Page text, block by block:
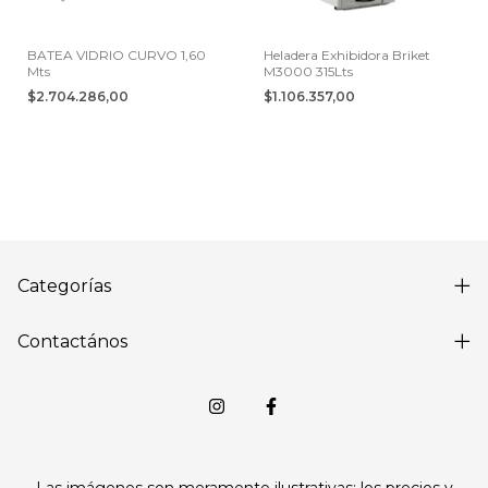
BATEA VIDRIO CURVO 1,60
Mts
$2.704.286,00
Heladera Exhibidora Briket
M3000 315Lts
$1.106.357,00
Categorías
Contactános